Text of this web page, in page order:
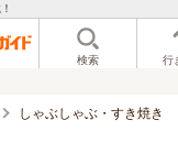
検索 行
しゃぶしゃぶ・すき焼き